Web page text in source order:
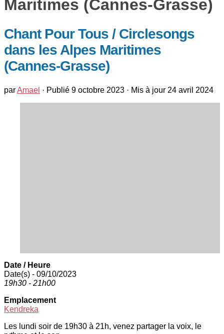
Maritimes (Cannes-Grasse)
Chant Pour Tous / Circlesongs
dans les Alpes Maritimes
(Cannes-Grasse)
parAmael · Publié 9 octobre 2023 · Mis à jour 24 avril 2024
Date / Heure
Date(s) - 09/10/2023
19h30 - 21h00
Emplacement
Kendreka
Les lundi soir de 19h30 à 21h, venez partager la voix, le